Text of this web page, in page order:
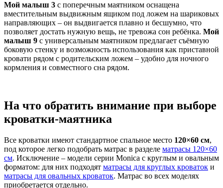
Мой малыш 3 с поперечным маятником оснащена
вместительным выдвижным ящиком под ложем на шариковых
направляющих – он выдвигается плавно и бесшумно, что
позволяет достать нужную вещь, не тревожа сон ребёнка. Мой
малыш 9 с универсальным маятником предлагает съёмную
боковую стенку и возможность использования как приставной
кровати рядом с родительским ложем – удобно для ночного
кормления и совместного сна рядом.
На что обратить внимание при выборе
кроватки-маятника
Все кроватки имеют стандартное спальное место 120×60 см,
под которое легко подобрать матрас в разделе матрасы 120×60
см. Исключение – модели серии Monica с круглым и овальным
форматом: для них подходят матрасы для круглых кроваток и
матрасы для овальных кроваток. Матрас во всех моделях
приобретается отдельно.